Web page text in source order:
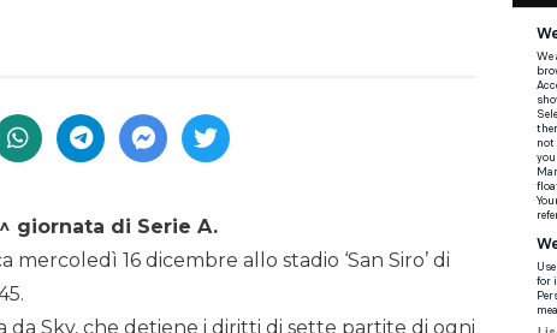
giornata di Serie A.
mercoledì 16 dicembre allo stadio ‘San Siro’ di
da Sky, che detiene i diritti di sette partite di ogni